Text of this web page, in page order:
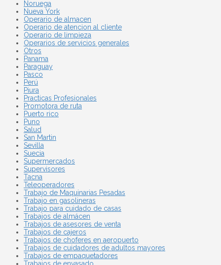
Noruega
Nueva York
Operario de almacen
Operario de atencion al cliente
Operario de limpieza
Operarios de servicios generales
Otros
Panama
Paraguay
Pasco
Perú
Piura
Practicas Profesionales
Promotora de ruta
Puerto rico
Puno
Salud
San Martin
Sevilla
Suecia
Supermercados
Supervisores
Tacna
Teleoperadores
Trabajo de Maquinarias Pesadas
Trabajo en gasolineras
Trabajo para cuidado de casas
Trabajos de almácen
Trabajos de asesores de venta
Trabajos de cajeros
Trabajos de choferes en aeropuerto
Trabajos de cuidadores de adultos mayores
Trabajos de empaquetadores
Trabajos de envasado